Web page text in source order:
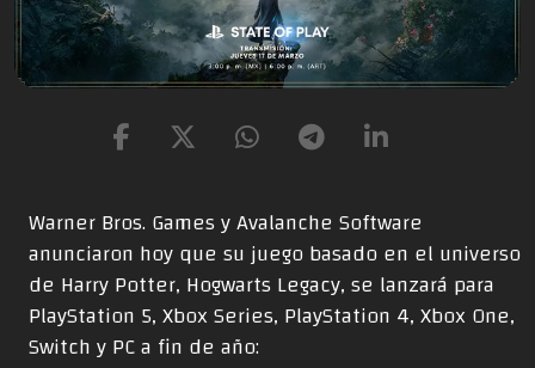
Warner Bros. Games y Avalanche Software
anunciaron hoy que su juego basado en el universo
de Harry Potter, Hogwarts Legacy, se lanzará para
PlayStation 5, Xbox Series, PlayStation 4, Xbox One,
Switch y PC a fin de año: